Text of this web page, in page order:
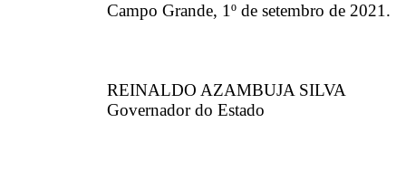
Campo Grande, 1º de setembro de 2021.
REINALDO AZAMBUJA SILVA
Governador do Estado